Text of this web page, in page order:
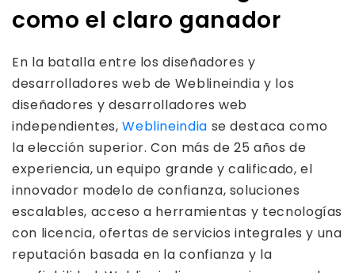
como el claro ganador
En la batalla entre los diseñadores y
desarrolladores web de Weblineindia y los
diseñadores y desarrolladores web
independientes,Weblineindia se destaca como
la elección superior. Con más de 25 años de
experiencia, un equipo grande y calificado, el
innovador modelo de confianza, soluciones
escalables, acceso a herramientas y tecnologías
con licencia, ofertas de servicios integrales y una
reputación basada en la confianza y la